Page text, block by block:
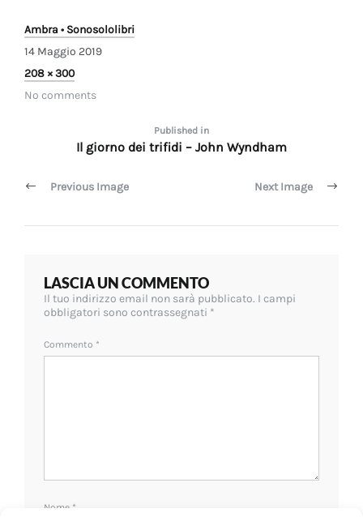
Ambra • Sonosololibri
14 Maggio 2019
Full
size
208 × 300
No comments
Navigazione
articoli
Published in
Il giorno dei trifidi – John Wyndham
Previous Image Next Image
LASCIA UN COMMENTO
Il tuo indirizzo email non sarà pubblicato. I campi
obbligatori sono contrassegnati *
Commento *
Nome *